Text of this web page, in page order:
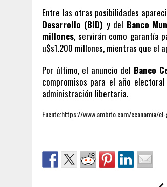
Entre las otras posibilidades
Desarrollo (BID) y del Banco
millones, servirán como garantía
u$s1.200 millones, mientras que el
Por último, el anuncio del Banco
compromisos para el año
administración libertaria.
Fuente:https://www.ambito.com/economia/